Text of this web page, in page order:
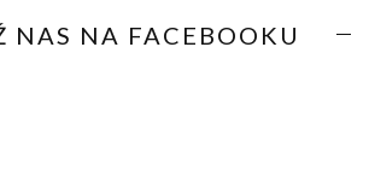
NAS NA FACEBOOKU